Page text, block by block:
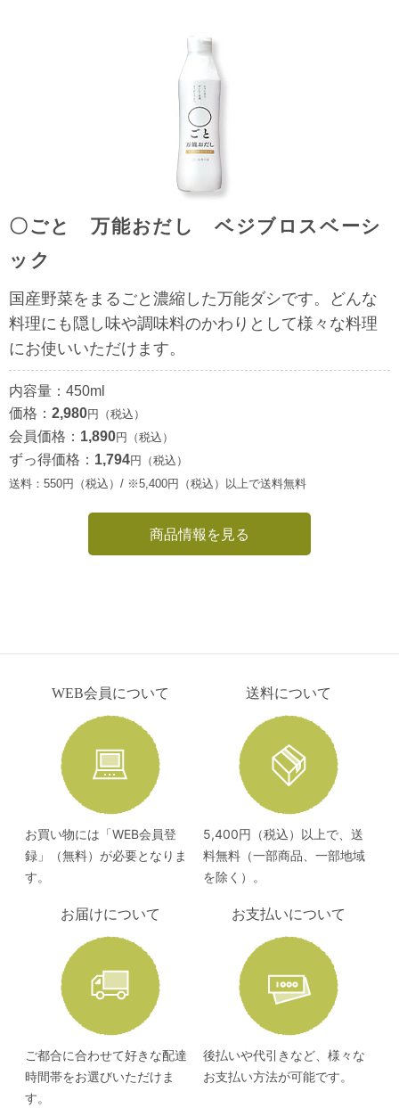
〇ごと 万能おだし ベジブロスベーシ
ック
国産野菜をまるごと濃縮した万能ダシです。どんな
料理にも隠し味や調味料のかわりとして様々な料理
にお使いいただけます。
内容量：450ml
価格： 2,980円（税込）
会員価格： 1,890円（税込）
ずっ得価格： 1,794円（税込）
送料：550円（税込）/ ※5,400円（税込）以上で送料無料
商品情報を見る
WEB会員について
お買い物には「WEB会員登
録」（無料）が必要となりま
す。
送料について
5,400円（税込）以上で、送
料無料（一部商品、一部地域
を除く）。
お届けについて
ご都合に合わせて好きな配達
時間帯をお選びいただけま
す。
お支払いについて
後払いや代引きなど、様々な
お支払い方法が可能です。